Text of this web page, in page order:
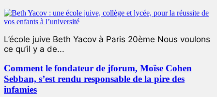
L’école juive Beth Yacov à Paris 20ème Nous voulons
ce qu’il y a de...
Comment le fondateur de jforum, Moïse Cohen
Sebban, s’est rendu responsable de la pire des
infamies